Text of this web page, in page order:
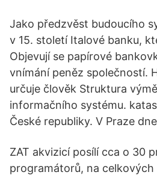
Jako předzvěst budoucího
v 15. století Italové banku,
Objevují se papírové
vnímání peněz společností.
určuje člověk Struktura
informačního systému.
České republiky. V Praze
ZAT akvizicí posílí cca o 30
programátorů, na